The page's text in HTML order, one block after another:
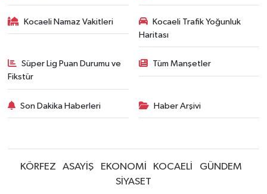
Kocaeli Namaz Vakitleri
Kocaeli Trafik Yoğunluk
Haritası
Süper Lig Puan Durumu ve
Fikstür
Tüm Manşetler
Son Dakika Haberleri Haber Arşivi
KÖRFEZ ASAYİŞ EKONOMİ KOCAELİ
GÜNDEM
SİYASET